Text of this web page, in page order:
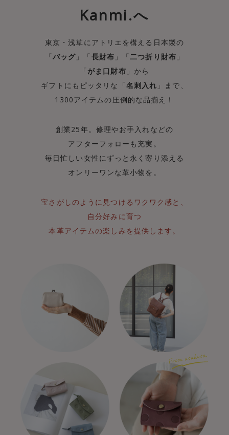
Kanmi.へ
東京・浅草にアトリエを構える日本製の
「バッグ 」「 長財布 」「二つ折り財布 」
「 がま口財布 」から
ギフトにもピッタリな「名刺入れ 」まで、
1300アイテムの圧倒的な品揃え！
創業25年。修理やお手入れなどの
アフターフォローも充実。
毎日忙しい女性にずっと永く寄り添える
オンリーワンな革小物を。
宝さがしのように見つけるワクワク感と、
自分好みに育つ
本革アイテムの楽しみを提供します。